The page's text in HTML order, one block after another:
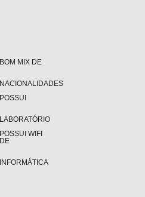
BOM MIX DE
NACIONALIDADES
POSSUI
LABORATÓRIO
DE
INFORMÁTICA
POSSUI WIFI